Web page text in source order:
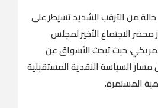
من الترقب الشديد تسيطر على
الاجتماع الأخير لمجلس
حيث تبحث الأسواق عن
السياسة النقدية المستقبلية
المستمرة.